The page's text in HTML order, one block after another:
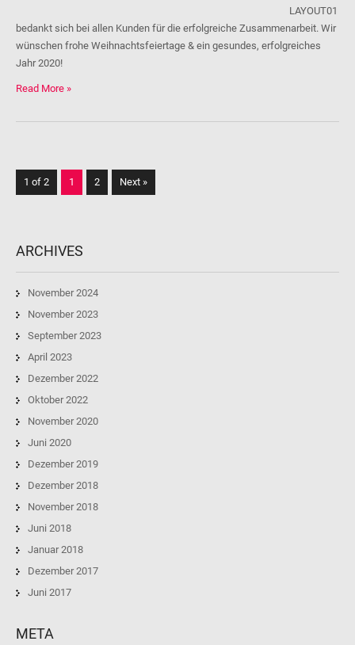
LAYOUT01
bedankt sich bei allen Kunden für die erfolgreiche Zusammenarbeit. Wir
wünschen frohe Weihnachtsfeiertage & ein gesundes, erfolgreiches
Jahr 2020!
Read More »
1 of 2 1 2 Next »
ARCHIVES
November 2024
November 2023
September 2023
April 2023
Dezember 2022
Oktober 2022
November 2020
Juni 2020
Dezember 2019
Dezember 2018
November 2018
Juni 2018
Januar 2018
Dezember 2017
Juni 2017
META